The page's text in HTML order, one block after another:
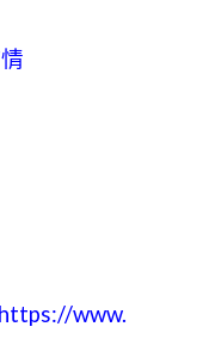
https://www.